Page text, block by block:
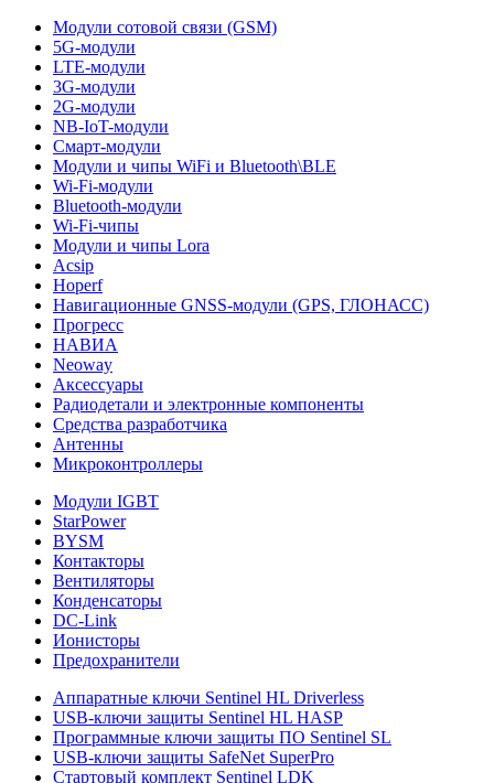
Модули сотовой связи (GSM)
5G-модули
LTE-модули
3G-модули
2G-модули
NB-IoT-модули
Смарт-модули
Модули и чипы WiFi и Bluetooth\BLE
Wi-Fi-модули
Bluetooth-модули
Wi-Fi-чипы
Модули и чипы Lora
Acsip
Hoperf
Навигационные GNSS-модули (GPS, ГЛОНАСС)
Прогресс
НАВИА
Neoway
Аксессуары
Радиодетали и электронные компоненты
Средства разработчика
Антенны
Микроконтроллеры
Модули IGBT
StarPower
BYSM
Контакторы
Вентиляторы
Конденсаторы
DC-Link
Ионисторы
Предохранители
Аппаратные ключи Sentinel HL Driverless
USB-ключи защиты Sentinel HL HASP
Программные ключи защиты ПО Sentinel SL
USB-ключи защиты SafeNet SuperPro
Стартовый комплект Sentinel LDK